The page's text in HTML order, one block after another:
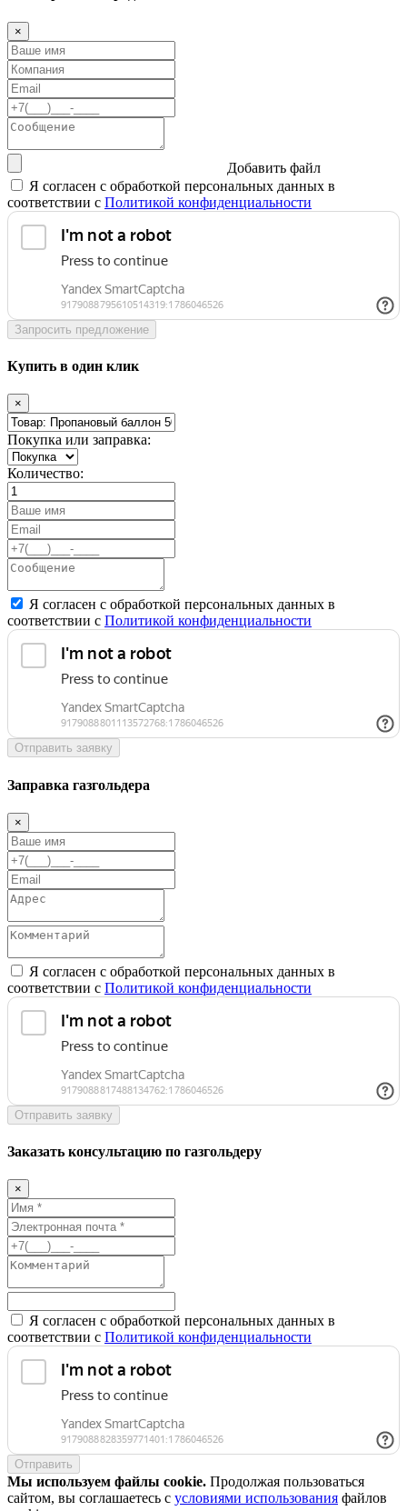
×
Добавить файл
Я согласен с обработкой персональных данных в
соответствии с Политикой конфиденциальности
Запросить предложение
Купить в один клик
×
Покупка или заправка:
Количество:
Я согласен с обработкой персональных данных в
соответствии с Политикой конфиденциальности
Отправить заявку
Заправка газгольдера
×
Я согласен с обработкой персональных данных в
соответствии с Политикой конфиденциальности
Отправить заявку
Заказать консультацию по газгольдеру
×
Я согласен с обработкой персональных данных в
соответствии с Политикой конфиденциальности
Отправить
Мы используем файлы cookie. Продолжая пользоваться
сайтом, вы соглашаетесь с условиями использования файлов